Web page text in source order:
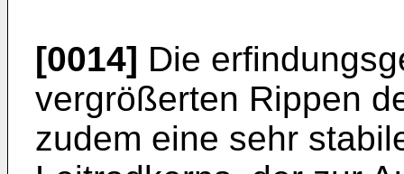
[0014] Die
vergrößerten Rippen
zudem eine sehr